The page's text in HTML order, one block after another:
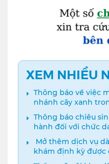
XEM NHIỀU
Thông báo về việc
nhánh cây xanh
Thông báo chiêu
hành đối với chức
dưỡng năm 2024
Mở thêm dịch vụ
khám định kỳ được